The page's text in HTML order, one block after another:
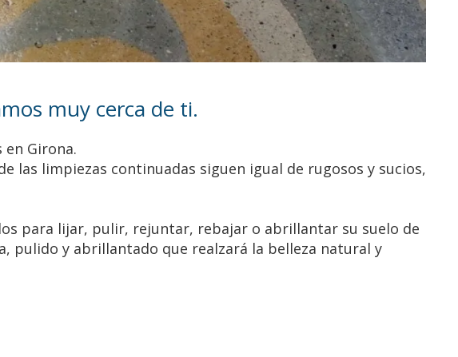
muy cerca de ti.
Girona.
las limpiezas continuadas siguen igual de rugosos y sucios,
para lijar, pulir, rejuntar, rebajar o abrillantar su suelo de
pulido y abrillantado que realzará la belleza natural y